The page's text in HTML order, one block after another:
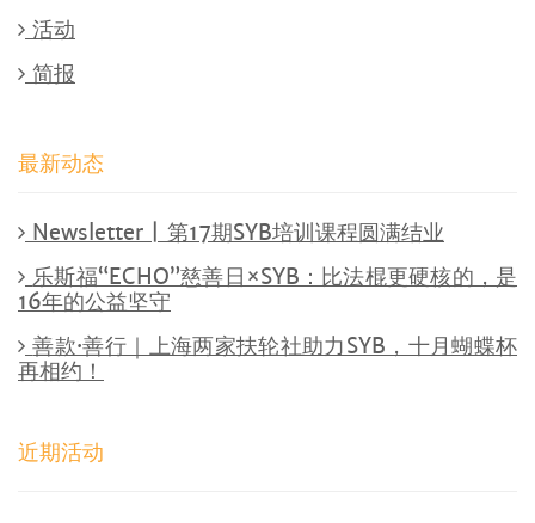
活动
简报
最新动态
Newsletter | 第17期SYB培训课程圆满结业
乐斯福“ECHO”慈善日×SYB：比法棍更硬核的，是
16年的公益坚守
善款·善行｜上海两家扶轮社助力SYB，十月蝴蝶杯
再相约！
近期活动